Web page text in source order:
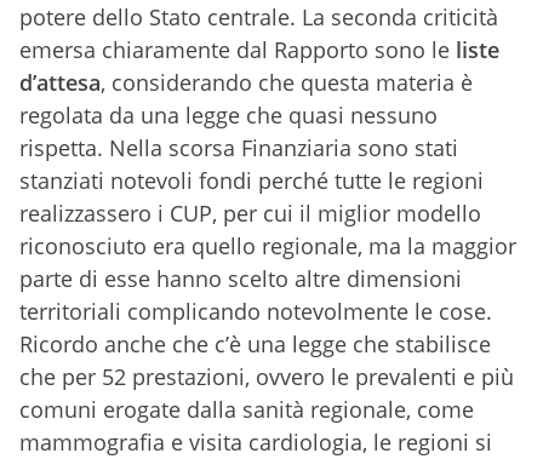
potere dello Stato centrale. La seconda criticità
emersa chiaramente dal Rapporto sono le liste
d’attesa, considerando che questa materia è
regolata da una legge che quasi nessuno
rispetta. Nella scorsa Finanziaria sono stati
stanziati notevoli fondi perché tutte le regioni
realizzassero i CUP, per cui il miglior modello
riconosciuto era quello regionale, ma la maggior
parte di esse hanno scelto altre dimensioni
territoriali complicando notevolmente le cose.
Ricordo anche che c’è una legge che stabilisce
che per 52 prestazioni, ovvero le prevalenti e più
comuni erogate dalla sanità regionale, come
mammografia e visita cardiologia, le regioni si